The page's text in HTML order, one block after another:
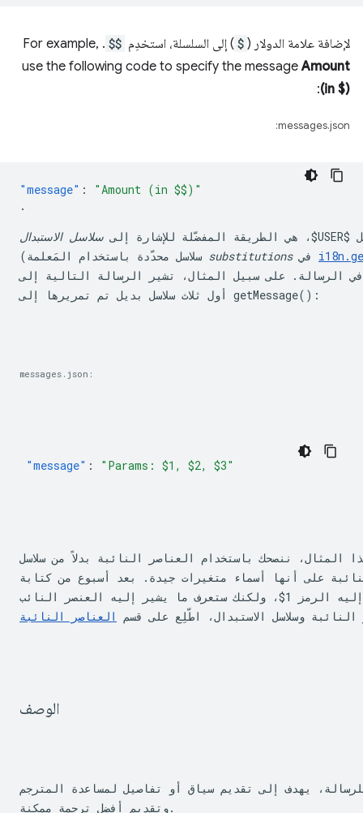
لإضافة علامة الدولار ( $ ) إلى السلسلة، استخدِم $$
. For example,
use the following code to specify the messageAmount
(in $)
:
messages.json:
"message" :
$USER$، هي الطريقة المفضّلة للإشارة إلى سلاسل الاستبدال
substitutions
في الرسالة. على سبيل المثال، تشير الرسالة التالية إلى
getMessage() :
messages.json:
"message" : "Params: $1, $2, $3"
على أنها أسماء متغيرات جيدة. بعد أسبوع من كتابة
الرمز
$1، ولكنك ستعرف ما يشير إليه العنصر النائب.
وسلاسل الاستبدال، اطّلِع على قسم العناصر النائبة
الوصف
يهدف إلى تقديم سياق أو تفاصيل لمساعدة المترجم
وتقديم أفضل ترجمة ممكنة.